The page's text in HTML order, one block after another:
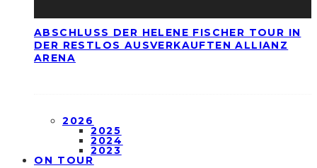
ABSCHLUSS DER HELENE FISCHER TOUR IN
DER RESTLOS AUSVERKAUFTEN ALLIANZ
ARENA
2026
2025
2024
2023
ON TOUR